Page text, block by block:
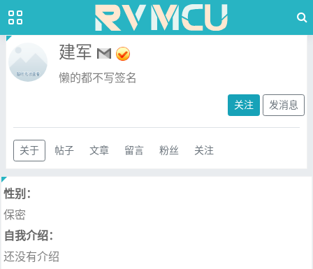
建军
懒的都不写签名
关注 发消息
关于 帖子 文章 留言 粉丝 关注
性别：
保密
自我介绍：
还没有介绍